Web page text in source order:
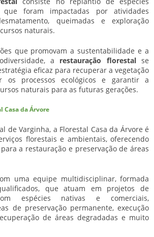
foram impactadas por atividades
queimadas e exploração
naturais.
que promovam a sustentabilidade e a
a restauração florestalse
eficaz para recuperar a vegetação
os processos ecológicos e garantir a
naturais para as futuras gerações.
Casa da Árvore
de Varginha, a Florestal Casa da Árvore é
florestais e ambientais, oferecendo
a restauração e preservação de áreas
uma equipe multidisciplinar, formada
que atuam em projetos de
espécies nativas e comerciais,
de preservação permanente, execução
de áreas degradadas e muito